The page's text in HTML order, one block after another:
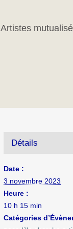
Artistes
Détails
Date :
3 novembre 2023
Heure :
10 h 15 min
Catégories